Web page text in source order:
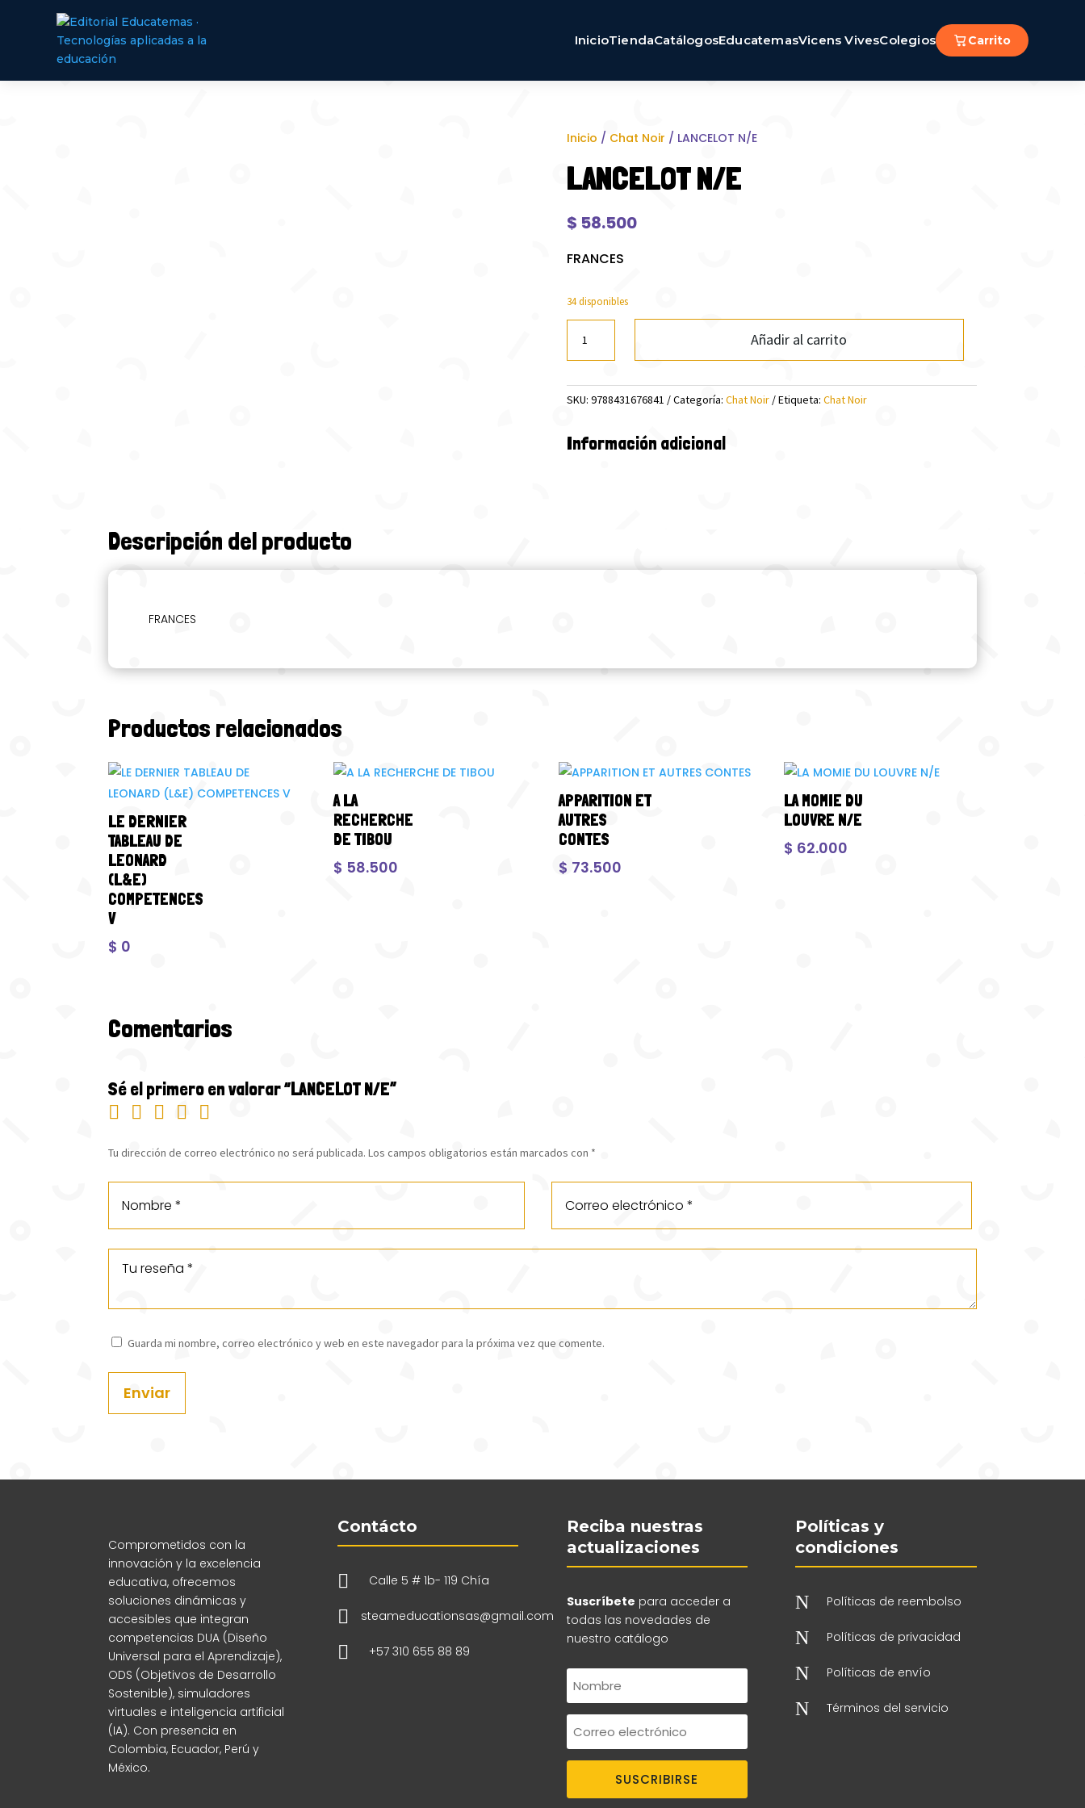
InicioTiendaCatálogosEducatemasVicens VivesColegios Carrito
Inicio / Chat Noir / LANCELOT N/E
LANCELOT N/E
$ 58.500
FRANCES
34 disponibles
N/E
cantidad
Añadir al carrito
SKU: 9788431676841 Categoría: Chat Noir Etiqueta: Chat Noir
Información adicional
Descripción del producto
FRANCES
Productos relacionados
LE DERNIER
TABLEAU DE
LEONARD
(L&E)
COMPETENCES
V
$ 0
A LA
RECHERCHE
DE TIBOU
$ 58.500
APPARITION ET
AUTRES
CONTES
$ 73.500
LA MOMIE DU
LOUVRE N/E
$ 62.000
Comentarios
Sé el primero en valorar “LANCELOT N/E”
Tu dirección de correo electrónico no será publicada. Los campos obligatorios están marcados con *
Guarda mi nombre, correo electrónico y web en este navegador para la próxima vez que comente.
Enviar
Comprometidos con la
innovación y la excelencia
educativa, ofrecemos
soluciones dinámicas y
accesibles que integran
competencias DUA (Diseño
Universal para el Aprendizaje),
ODS (Objetivos de Desarrollo
Sostenible), simuladores
virtuales e inteligencia artificial
(IA). Con presencia en
Colombia, Ecuador, Perú y
México.
Contácto
 Calle 5 # 1b- 119 Chía
 steameducationsas@gmail.com
 +57 310 655 88 89
Reciba nuestras
actualizaciones
Suscríbete para acceder a
todas las novedades de
nuestro catálogo
SUSCRIBIRSE
Políticas y
condiciones
N Políticas de reembolso
N Políticas de privacidad
N Políticas de envío
N Términos del servicio